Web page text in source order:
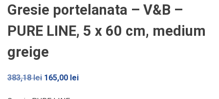
Gresie portelanata – V&B –
PURE LINE, 5 x 60 cm, medium
greige
383,18lei Prețul
165,00 leiPrețul